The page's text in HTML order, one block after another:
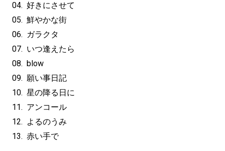
04. 好きにさせて
05. 鮮やかな街
06. ガラクタ
07. いつ逢えたら
08. blow
09. 願い事日記
10. 星の降る日に
11. アンコール
12. よるのうみ
13. 赤い手で